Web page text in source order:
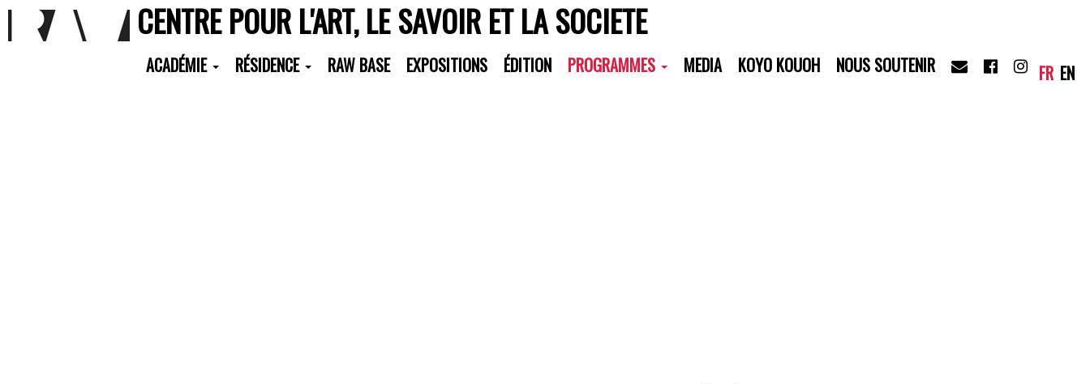
CENTRE POUR L'ART, LE SAVOIR ET LA SOCIETE
ACADÉMIE RÉSIDENCE RAW BASE EXPOSITIONS ÉDITION PROGRAMMES MEDIA KOYO KOUOH NOUS SOUTENIR FR EN
All Residents